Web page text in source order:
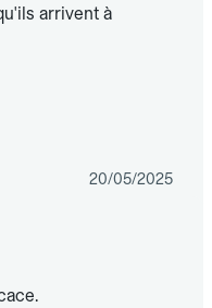
arrivent à
20/05/2025